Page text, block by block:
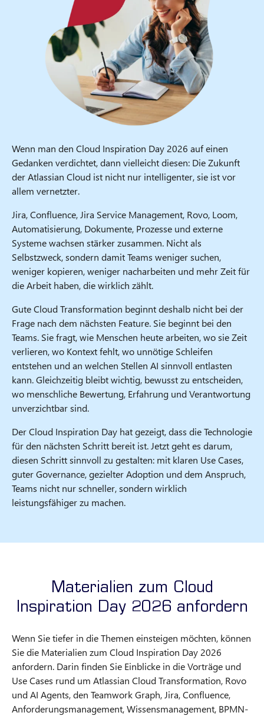
Wenn man den Cloud Inspiration Day 2026 auf einen
Gedanken verdichtet, dann vielleicht diesen: Die Zukunft
der Atlassian Cloud ist nicht nur intelligenter, sie ist vor
allem vernetzter.
Jira, Confluence, Jira Service Management, Rovo, Loom,
Automatisierung, Dokumente, Prozesse und externe
Systeme wachsen stärker zusammen. Nicht als
Selbstzweck, sondern damit Teams weniger suchen,
weniger kopieren, weniger nacharbeiten und mehr Zeit für
die Arbeit haben, die wirklich zählt.
Gute Cloud Transformation beginnt deshalb nicht bei der
Frage nach dem nächsten Feature. Sie beginnt bei den
Teams. Sie fragt, wie Menschen heute arbeiten, wo sie Zeit
verlieren, wo Kontext fehlt, wo unnötige Schleifen
entstehen und an welchen Stellen AI sinnvoll entlasten
kann. Gleichzeitig bleibt wichtig, bewusst zu entscheiden,
wo menschliche Bewertung, Erfahrung und Verantwortung
unverzichtbar sind.
Der Cloud Inspiration Day hat gezeigt, dass die Technologie
für den nächsten Schritt bereit ist. Jetzt geht es darum,
diesen Schritt sinnvoll zu gestalten: mit klaren Use Cases,
guter Governance, gezielter Adoption und dem Anspruch,
Teams nicht nur schneller, sondern wirklich
leistungsfähiger zu machen.
Materialien zum Cloud
Inspiration Day 2026 anfordern
Wenn Sie tiefer in die Themen einsteigen möchten, können
Sie die Materialien zum Cloud Inspiration Day 2026
anfordern. Darin finden Sie Einblicke in die Vorträge und
Use Cases rund um Atlassian Cloud Transformation, Rovo
und AI Agents, den Teamwork Graph, Jira, Confluence,
Anforderungsmanagement, Wissensmanagement, BPMN-